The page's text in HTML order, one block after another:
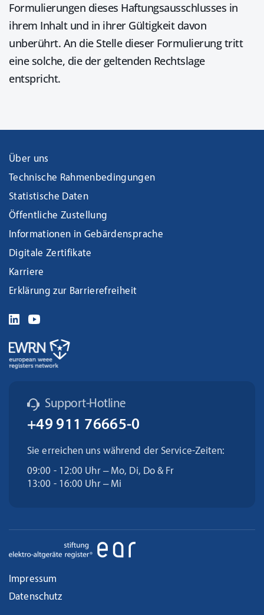
Formulierungen dieses Haftungsausschlusses in
ihrem Inhalt und in ihrer Gültigkeit davon
unberührt. An die Stelle dieser Formulierung tritt
eine solche, die der geltenden Rechtslage
entspricht.
Über uns
Technische Rahmenbedingungen
Statistische Daten
Öffentliche Zustellung
Informationen in Gebärdensprache
Digitale Zertifikate
Karriere
Erklärung zur Barrierefreiheit
Support-Hotline
+49 911 76665-0
Sie erreichen uns während der Service-Zeiten:
09:00 - 12:00 Uhr – Mo, Di, Do & Fr
13:00 - 16:00 Uhr – Mi
Impressum
Datenschutz